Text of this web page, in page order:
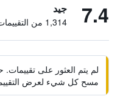
7.4 جيد
1,314 من التقييمات تم التحقق منها
لم يتم العثور على
مسح كل شيء لعرض